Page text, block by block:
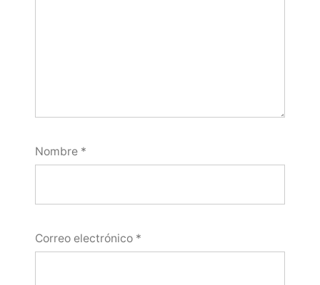
Nombre *
Correo electrónico *